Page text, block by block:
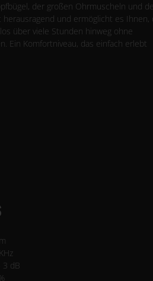
der großen Ohrmuscheln und
und ermöglicht es Ihnen,
über viele Stunden hinweg ohne
Ein Komfortniveau, das einfach erlebt
3 dB